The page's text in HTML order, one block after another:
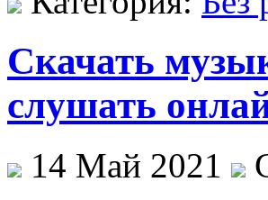
Скачать
слушать
14 Май 2021